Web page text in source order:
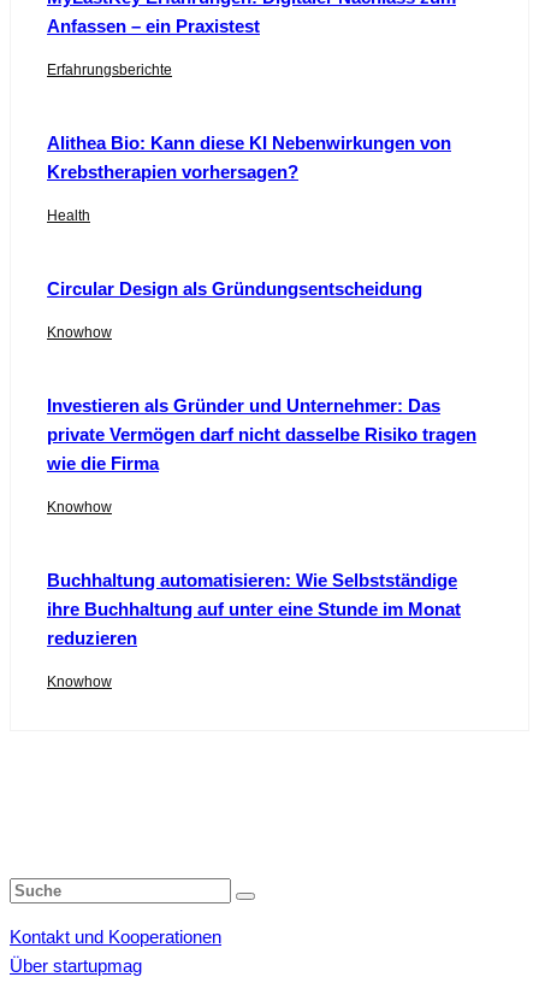
Anfassen – ein Praxistest
Erfahrungsberichte
Alithea Bio: Kann diese KI Nebenwirkungen von
Krebstherapien vorhersagen?
Health
Circular Design als Gründungsentscheidung
Knowhow
Investieren als Gründer und Unternehmer: Das
private Vermögen darf nicht dasselbe Risiko tragen
wie die Firma
Knowhow
Buchhaltung automatisieren: Wie Selbstständige
ihre Buchhaltung auf unter eine Stunde im Monat
reduzieren
Knowhow
Kontakt und Kooperationen
Über startupmag